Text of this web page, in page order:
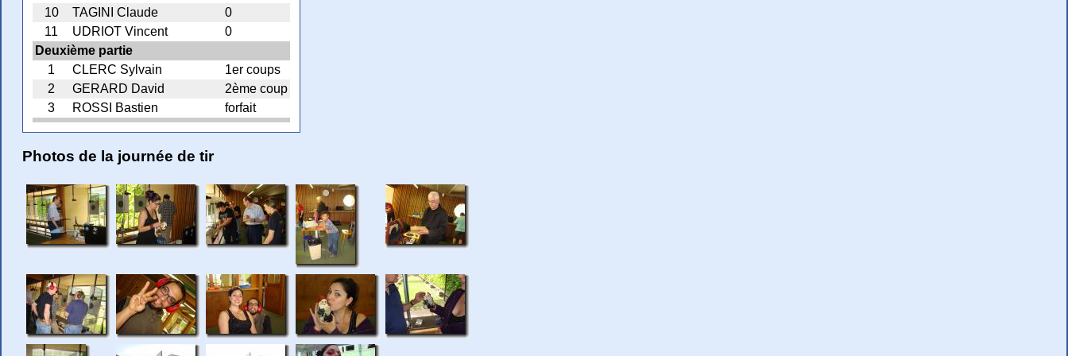
10
TAGINI Claude
0
11
UDRIOT Vincent
0
Deuxième partie
1
CLERC Sylvain
1er coups
2
GERARD David
2ème coup
3
ROSSI Bastien forfait
Photos de la journée de tir